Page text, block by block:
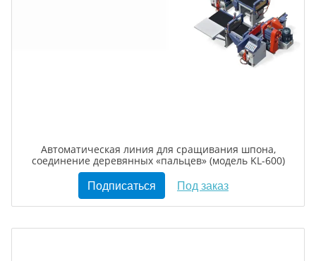
Автоматическая линия для сращивания шпона,
соединение деревянных «пальцев» (модель KL-600)
Подписаться Под заказ